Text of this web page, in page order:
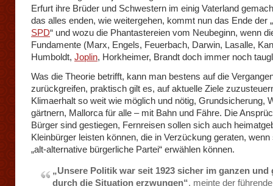
Erfurt ihre Brüder und Schwestern im einig Vaterland
das alles enden, wie weitergehen, kommt nun das Ende der „
SPD“ und wozu die Phantastereien vom Neubeginn, wenn
Fundamente (Marx, Engels, Feuerbach, Darwin, Lasalle,
Humboldt, Joplin, Horkheimer, Brandt doch immer noch
Was die Theorie betrifft, kann man bestens auf die
zurückgreifen, praktisch gilt es, auf aktuelle Ziele
Klimaerhalt so weit wie möglich und nötig, Grundsicherung,
gärtnern, Mallorca für alle – mit Bahn und Fähre. Die
Bürger sind gestiegen, Fernreisen sollen sich auch
Kleinbürger leisten können, die in Verzückung geraten, wenn
„alt-alternative bürgerliche Partei“ erwählen können.
„Unsere Politik war seit 1923 sicher im ganzen und
durch die Situation erzwungen“, meinte der führende